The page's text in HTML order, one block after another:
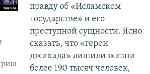
правду об «Исламском
государстве» и его
преступной сущности. Ясно
сказать, что «герои
джихада» лишили жизни
более 190 тысяч человек,